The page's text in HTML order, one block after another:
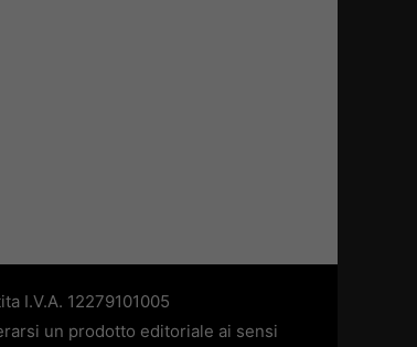
I.V.A. 12279101005
un prodotto editoriale ai sensi